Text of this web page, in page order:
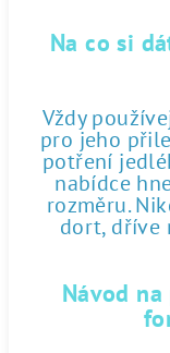
Na co si
Vždy
pro jeho
potření
nabídce
rozměru.
dort, dříve
Návod